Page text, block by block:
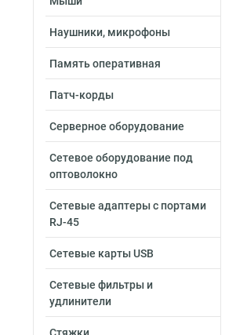
Наушники, микрофоны
Память оперативная
Патч-корды
Серверное оборудование
Сетевое оборудование под
оптоволокно
Сетевые адаптеры с портами
RJ-45
Сетевые карты USB
Сетевые фильтры и
удлинители